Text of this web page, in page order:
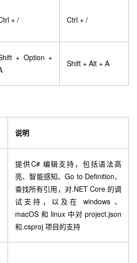
+ / Ctrl + /
+ Option +
Shift + Alt + A
说明
提供C# 编辑支持，包括语法高
亮、智能感知、Go to Definition、
查找所有引用，对.NET Core 的调
试支持，以及在 windows 、
macOS 和 linux 中对 project.json
和.csproj 项目的支持